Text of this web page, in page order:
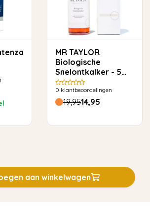
MR TAYLOR
Biologische
Snelontkalker - 5
keer ontkalken
0 klantbeoordelingen
19,9514,95
aan winkelwagen